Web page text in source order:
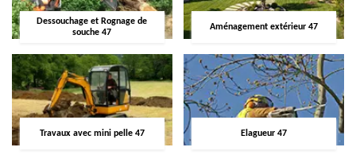
Dessouchage et Rognage de
souche 47
Aménagement extérieur 47
Travaux avec mini pelle 47 Elagueur 47